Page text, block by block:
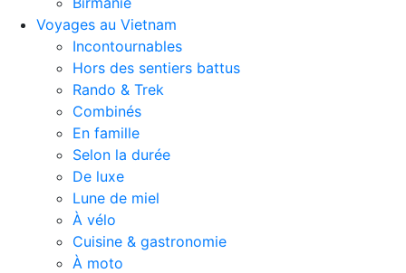
Voyages au Vietnam
Incontournables
Hors des sentiers battus
Rando & Trek
Combinés
En famille
Selon la durée
De luxe
Lune de miel
À vélo
Cuisine & gastronomie
À moto